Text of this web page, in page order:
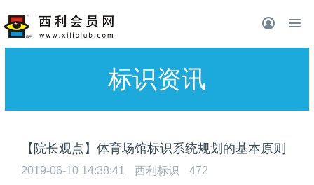
标识资讯
【院长观点】体育场馆标识系统规划的基本原则
2019-06-10 14:38:41 西利标识 472